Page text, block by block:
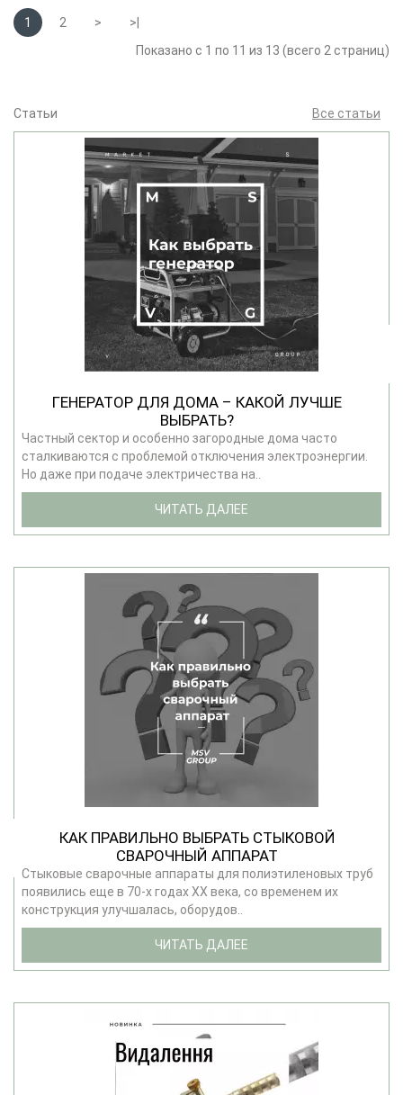
1 2 >
>|
Показано с 1 по 11 из 13 (всего 2 страниц)
Статьи Все статьи
ГЕНЕРАТОР ДЛЯ ДОМА – КАКОЙ ЛУЧШЕ
ВЫБРАТЬ?
Частный сектор и особенно загородные дома часто
сталкиваются с проблемой отключения электроэнергии.
Но даже при подаче электричества на..
ЧИТАТЬ ДАЛЕЕ
КАК ПРАВИЛЬНО ВЫБРАТЬ СТЫКОВОЙ
СВАРОЧНЫЙ АППАРАТ
Стыковые сварочные аппараты для полиэтиленовых труб
появились еще в 70-х годах ХХ века, со временем их
конструкция улучшалась, оборудов..
ЧИТАТЬ ДАЛЕЕ